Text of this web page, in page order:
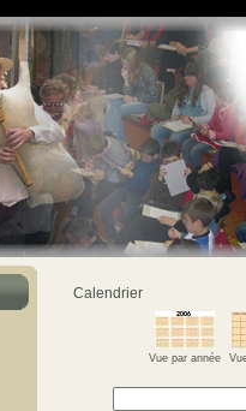
Calendrier
Vue par année